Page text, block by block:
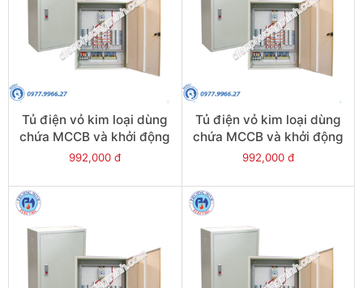
Tủ điện vỏ kim loại dùng
chứa MCCB và khởi động
từ - Model CKE6+1
992,000 đ
Tủ điện vỏ kim loại dùng
chứa MCCB và khởi động
từ - Model CKE6/1
992,000 đ